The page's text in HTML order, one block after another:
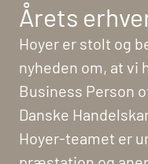
Årets
Hoyer er stolt og
nyheden om, at vi
Business Person
Danske
Hoyer-teamet er